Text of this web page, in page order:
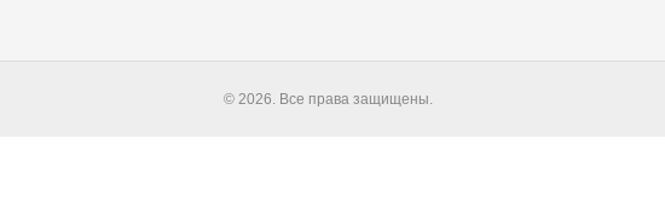
© 2026. Все права защищены.